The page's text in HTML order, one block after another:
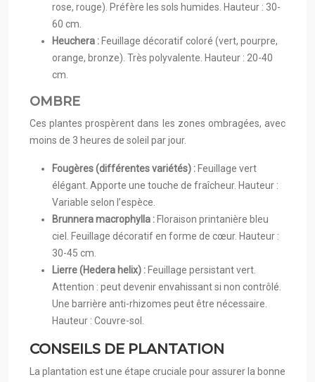
rose, rouge). Préfère les sols humides. Hauteur : 30-
60 cm.
Heuchera : Feuillage décoratif coloré (vert, pourpre,
orange, bronze). Très polyvalente. Hauteur : 20-40
cm.
OMBRE
Ces plantes prospèrent dans les zones ombragées, avec
moins de 3 heures de soleil par jour.
Fougères (différentes variétés) : Feuillage vert
élégant. Apporte une touche de fraîcheur. Hauteur :
Variable selon l’espèce.
Brunnera macrophylla : Floraison printanière bleu
ciel. Feuillage décoratif en forme de cœur. Hauteur :
30-45 cm.
Lierre (Hedera helix) : Feuillage persistant vert.
Attention : peut devenir envahissant si non contrôlé.
Une barrière anti-rhizomes peut être nécessaire.
Hauteur : Couvre-sol.
CONSEILS DE PLANTATION
La plantation est une étape cruciale pour assurer la bonne